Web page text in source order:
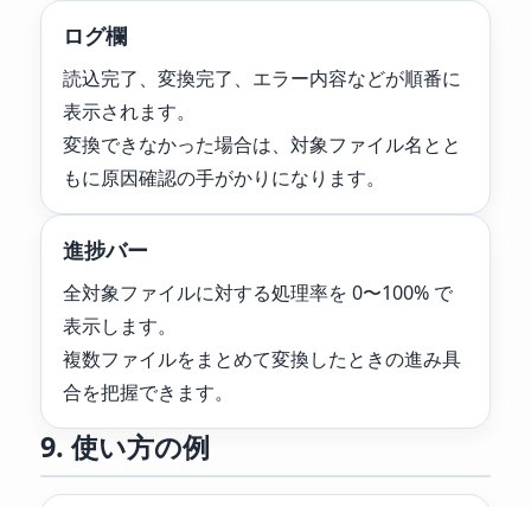
ログ欄
読込完了、変換完了、エラー内容などが順番に
表示されます。
変換できなかった場合は、対象ファイル名とと
もに原因確認の手がかりになります。
進捗バー
全対象ファイルに対する処理率を 0〜100% で
表示します。
複数ファイルをまとめて変換したときの進み具
合を把握できます。
9. 使い方の例